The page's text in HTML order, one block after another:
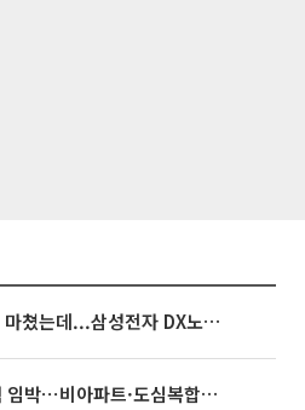
3445억 자사주 지급 마쳤는데...삼성전자 DX노조, 뒤늦은 '떼쓰기 집회'
영끌 '주택공급' 대책 임박⋯비아파트·도심복합까지 총동원